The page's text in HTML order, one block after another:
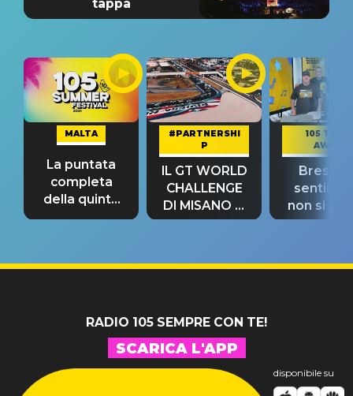
tappa
MALTA
La puntata
completa
della quinta
tappa
#PARTNERSHI
P
IL GT WORLD
CHALLENGE
DI MISANO si
riconferma
105 TAKE
AWAY
Bresh:
non si
fino alla
RADIO 105 SEMPRE CON TE!
SCARICA L'APP
disponibile su